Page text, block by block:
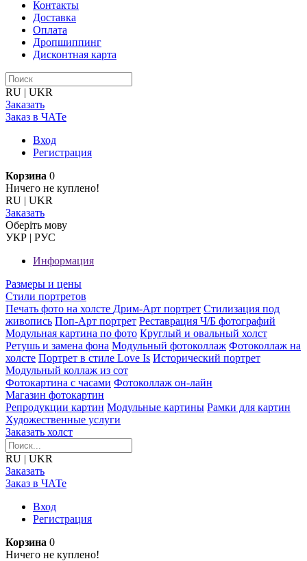
Контакты
Доставка
Оплата
Дропшиппинг
Дисконтная карта
RU | UKR
Заказать
Заказ в ЧАТе
Вход
Регистрация
Корзина 0
Ничего не куплено!
RU | UKR
Заказать
Оберiть мову
УКР | РУС
Информация
Размеры и цены
Стили портретов
Печать фото на холсте Дрим-Арт портрет Стилизация под
живопись Поп-Арт портрет Реставрация Ч/Б фотографий
Модульная картина по фото Круглый и овальный холст
Ретушь и замена фона Модульный фотоколлаж Фотоколлаж на
холсте Портрет в стиле Love Is Исторический портрет
Модульный коллаж из сот
Фотокартина с часами Фотоколлаж он-лайн
Магазин фотокартин
Репродукции картин Модульные картины Рамки для картин
Художественные услуги
Заказать холст
RU | UKR
Заказать
Заказ в ЧАТе
Вход
Регистрация
Корзина 0
Ничего не куплено!